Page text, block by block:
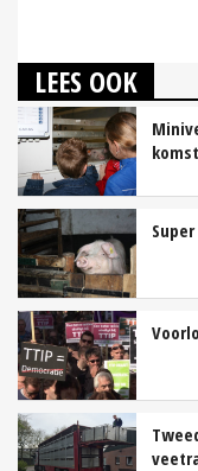
LEES OOK
komst